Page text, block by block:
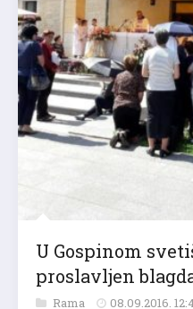
U Gospinom
proslavljen
Rama 08.09.2016.